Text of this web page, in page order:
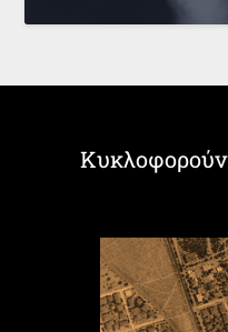
Κυκλοφορούν